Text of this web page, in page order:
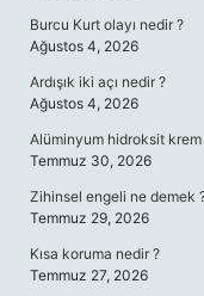
Burcu Kurt olayı nedir ?
Ağustos 4, 2026
Ardışık iki açı nedir ?
Ağustos 4, 2026
Alüminyum hidroksit krem
Temmuz 30, 2026
Zihinsel engeli ne demek
Temmuz 29, 2026
Kısa koruma nedir ?
Temmuz 27, 2026